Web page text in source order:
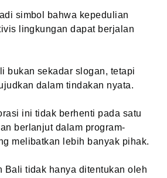
simbol bahwa kepedulian
lingkungan dapat berjalan
bukan sekadar slogan, tetapi
dalam tindakan nyata.
ini tidak berhenti pada satu
berlanjut dalam program-
melibatkan lebih banyak pihak.
Bali tidak hanya ditentukan oleh